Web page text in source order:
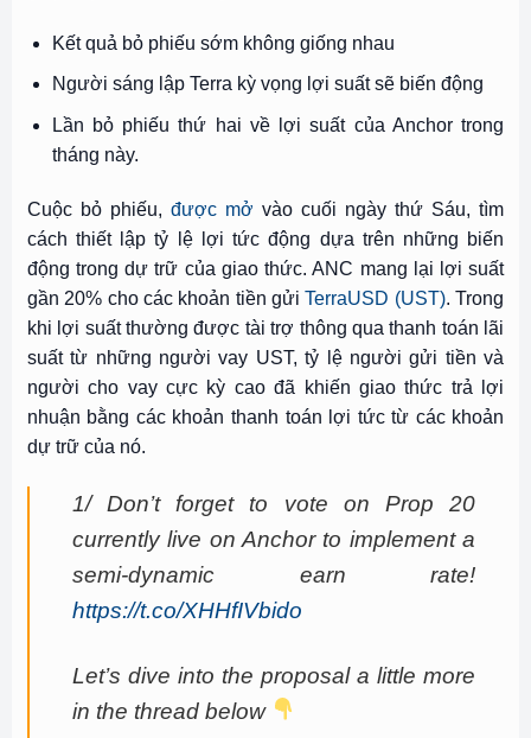
Kết quả bỏ phiếu sớm không giống nhau
Người sáng lập Terra kỳ vọng lợi suất sẽ biến động
Lần bỏ phiếu thứ hai về lợi suất của Anchor trong
tháng này.
Cuộc bỏ phiếu, được mở vào cuối ngày thứ Sáu, tìm
cách thiết lập tỷ lệ lợi tức động dựa trên những biến
động trong dự trữ của giao thức. ANC mang lại lợi suất
gần 20% cho các khoản tiền gửiTerraUSD (UST). Trong
khi lợi suất thường được tài trợ thông qua thanh toán lãi
suất từ ​​những người vay UST, tỷ lệ người gửi tiền và
người cho vay cực kỳ cao đã khiến giao thức trả lợi
nhuận bằng các khoản thanh toán lợi tức từ các khoản
dự trữ của nó.
1/ Don’t forget to vote on Prop 20
currently live on Anchor to implement a
semi-dynamic earn rate!
https://t.co/XHHfIVbido
Let’s dive into the proposal a little more
in the thread below